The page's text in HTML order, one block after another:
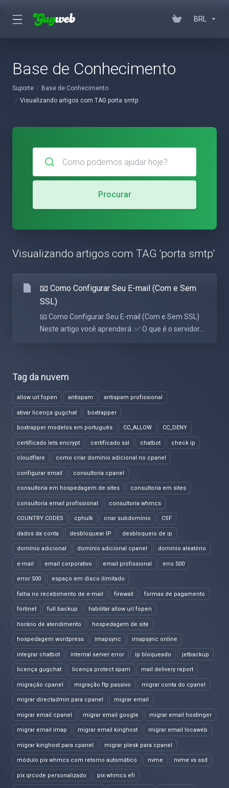
BRL
Base de Conhecimento
Suporte
Base de Conhecimento
Visualizando artigos com TAG porta smtp
Tag da nuvem
allow url fopen antispam antispam profissional
ativar licença gugchat boxtrapper
boxtrapper modelos em português CC_ALLOW CC_DENY
certificado lets encrypt certificado ssl chatbot check ip
cloudflare como criar domínio adicional no cpanel
configurar email consultoria cpanel
consultoria em hospedagem de sites consultoria em sites
consultoria email profissional consultoria whmcs
COUNTRY CODES cphulk criar subdomínio CSF
dados da conta desbloquear IP desbloqueio de ip
domínio adicional domínio adicional cpanel domínio aleatório
e-mail email corporativo email profissional erro 500
error 500 espaço em disco ilimitado
falha no recebimento de e-mail firewall formas de pagamento
fortinet full backup habilitar allow url fopen
horário de atendimento hospedagem de site
hospedagem wordpress imapsync imapsync online
integrar chatbot internal server error ip bloqueado jetbackup
licença gugchat licença protect spam mail delivery report
migração cpanel migração ftp passivo migrar conta do cpanel
migrar directadmin para cpanel migrar email
migrar email cpanel migrar email google migrar email hostinger
migrar email imap migrar email kinghost migrar email locaweb
migrar kinghost para cpanel migrar plesk para cpanel
módulo pix whmcs com retorno automático nvme nvme vs ssd
pix qrcode personalizado pix whmcs efi
Procurar
Visualizando artigos com TAG 'porta smtp'
📧 Como Configurar Seu E-mail (Com e Sem
SSL)
📧 Como Configurar Seu E-mail (Com e Sem SSL)
Neste artigo você aprenderá: ✅ O que é o servidor...